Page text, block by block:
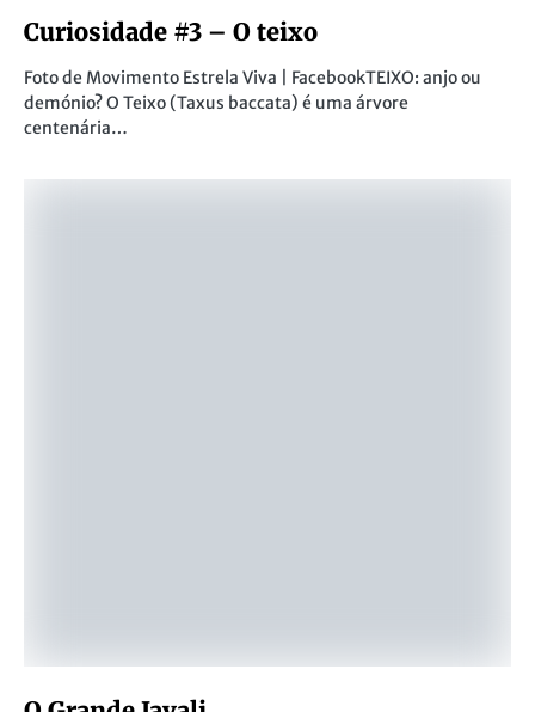
Curiosidade #3 – O teixo
Foto de Movimento Estrela Viva | FacebookTEIXO: anjo ou
demónio? O Teixo (Taxus baccata) é uma árvore
centenária…